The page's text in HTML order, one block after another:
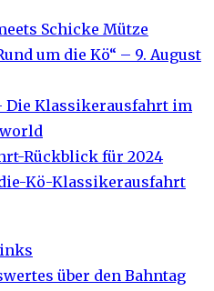
Schicke Mütze
um die Kö“ – 9. August
Die Klassikerausfahrt im
Rückblick für 2024
Kö-Klassikerausfahrt
über den Bahntag